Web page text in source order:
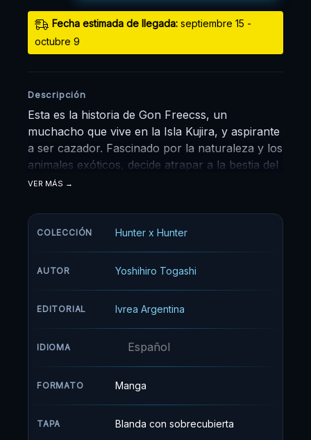
Fecha estimada de llegada: septiembre 15 -
octubre 9
Descripción
Esta es la historia de Gon Freecss, un
muchacho que vive en la Isla Kujira, y aspirante
a ser cazador. Fascinado por la naturaleza y los
animales exóticos, decide atrapar a la bestia del
pantano de su isla para que Mito, su tía, le
no conoce a sus padres, ellos dejaron a Gon al
cuidado de Mito y su abuela desde que era
emprende la travesía por mar y tierra para
lograr su sueño: ser un hunter.
VER MÁS
COLECCIÓN Hunter x Hunter
AUTOR Yoshihiro Togashi
EDITORIAL Ivrea Argentina
IDIOMA Español
FORMATO Manga
TAPA Blanda con sobrecubierta